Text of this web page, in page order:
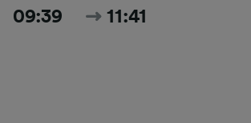
09:39 11:41